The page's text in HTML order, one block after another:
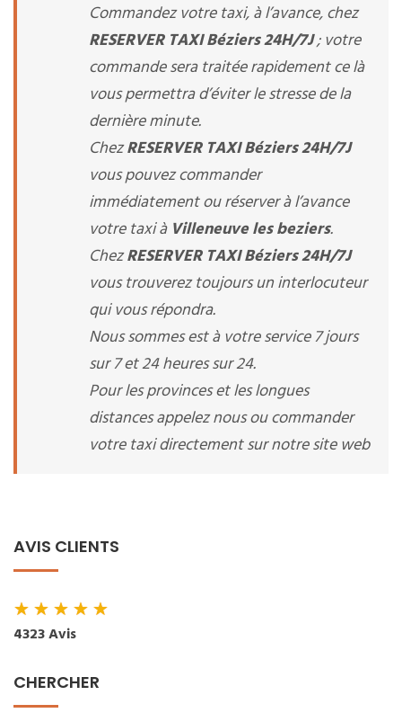
Commandez votre taxi, à l’avance, chez
RESERVER TAXI Béziers 24H/7J; votre
commande sera traitée rapidement ce là
vous permettra d’éviter le stresse de la
dernière minute.
ChezRESERVER TAXI Béziers 24H/7J
vous pouvez commander
immédiatement ou réserver à l’avance
votre taxi à Villeneuve les beziers.
ChezRESERVER TAXI Béziers 24H/7J
vous trouverez toujours un interlocuteur
qui vous répondra.
Nous sommes est à votre service 7 jours
sur 7 et 24 heures sur 24.
Pour les provinces et les longues
distances appelez nous ou commander
votre taxi directement sur notre site web
AVIS CLIENTS
★★★★★
4323 Avis
CHERCHER